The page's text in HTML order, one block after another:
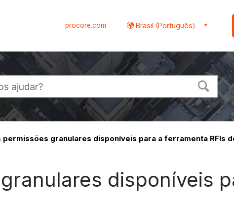
procore.com Brasil (Português)
permissões granulares disponíveis para a ferramenta RFIs
disponíveis